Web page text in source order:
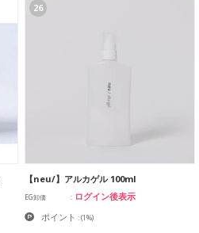
26
【neu/】アルカゲル 100ml
EG卸価 ログイン後表示
ポイント :(1%)